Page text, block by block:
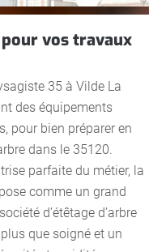
pour vos travaux
35 à Vilde La
des équipements
pour bien préparer en
dans le 35120.
parfaite du métier, la
comme un grand
d’étêtage d’arbre
que soigné et un